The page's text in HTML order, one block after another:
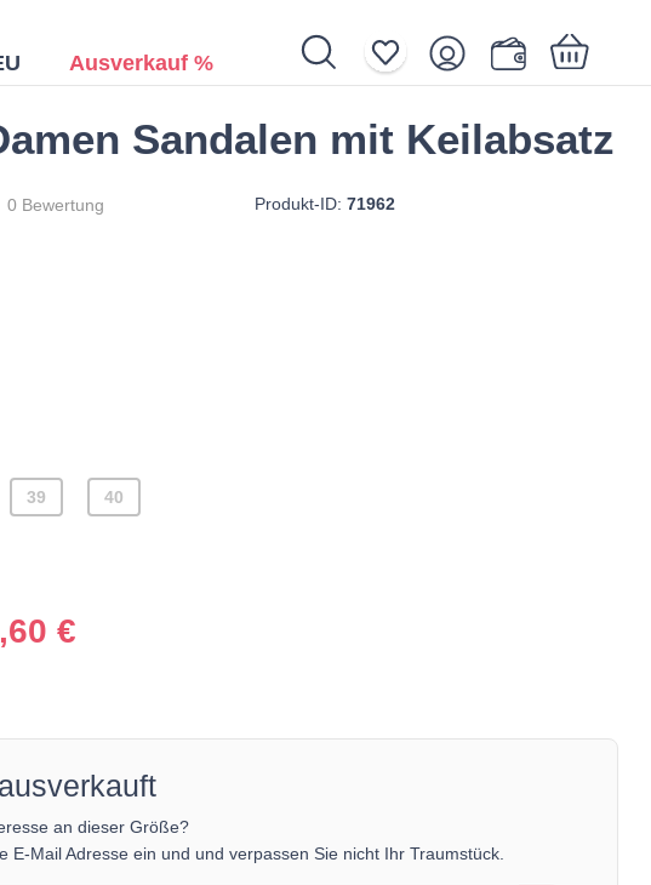
Ausverkauf %
Ihr Warenkorb ist noch leer.
Sandalen mit Keilabsatz
0 Bewertung Produkt-ID: 71962
39 40
€
an dieser Größe?
E-Mail Adresse ein und und verpassen Sie nicht Ihr Traumstück.